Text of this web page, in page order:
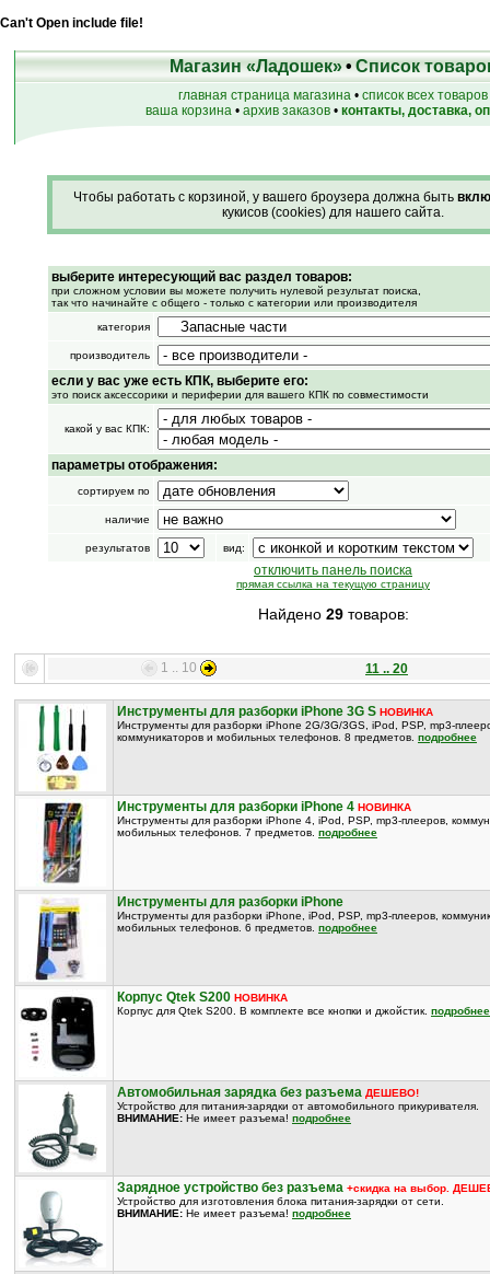
Can't Open include file!
Магазин «Ладошек»•Список
главная страница магазина • список всех товаров
ваша корзина • архив заказов • контакты, доставка,
Чтобы работать с корзиной, у вашего броузера должна быть
кукисов (cookies) для нашего сайта.
выберите интересующий вас раздел товаров:
при сложном условии вы можете получить нулевой результат поиска,
так что начинайте с общего - только с категории или производителя
категория
производитель
если у вас уже есть КПК, выберите его:
это поиск аксессорики и периферии для вашего КПК по совместимости
какой у вас КПК:
параметры отображения:
сортируем по
наличие
результатов вид:
отключить панель поиска
прямая ссылка на текущую страницу
Найдено 29товаров:
1 .. 10 11 .. 20
Инструменты для разборки iPhone 3G S НОВИНКА
Инструменты для разборки iPhone 2G/3G/3GS, iPod, PSP, mp3-
коммуникаторов и мобильных телефонов. 8 предметов. подробнее
Инструменты для разборки iPhone 4 НОВИНКА
Инструменты для разборки iPhone 4, iPod, PSP, mp3-плееров,
мобильных телефонов. 7 предметов. подробнее
Инструменты для разборки iPhone
Инструменты для разборки iPhone, iPod, PSP, mp3-плееров,
мобильных телефонов. 6 предметов. подробнее
Корпус Qtek S200 НОВИНКА
Корпус для Qtek S200. В комплекте все кнопки и джойстик. подробнее
Автомобильная зарядка без разъема ДЕШЕВО!
Устройство для питания-зарядки от автомобильного прикуривателя.
ВНИМАНИЕ: Не имеет разъема! подробнее
Зарядное устройство без разъема +скидка на выбор.
Устройство для изготовления блока питания-зарядки от сети.
ВНИМАНИЕ: Не имеет разъема! подробнее